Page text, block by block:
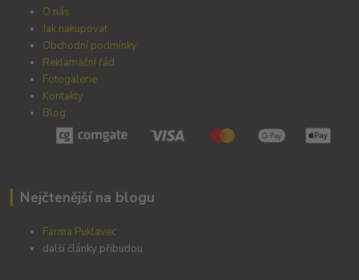
O nás
Jak nakupovat
Obchodní podmínky
Reklamační řád
Fotogalerie
Kontakty
Blog
Nejčtenější na blogu
Farma Puklavec
další články přibudou